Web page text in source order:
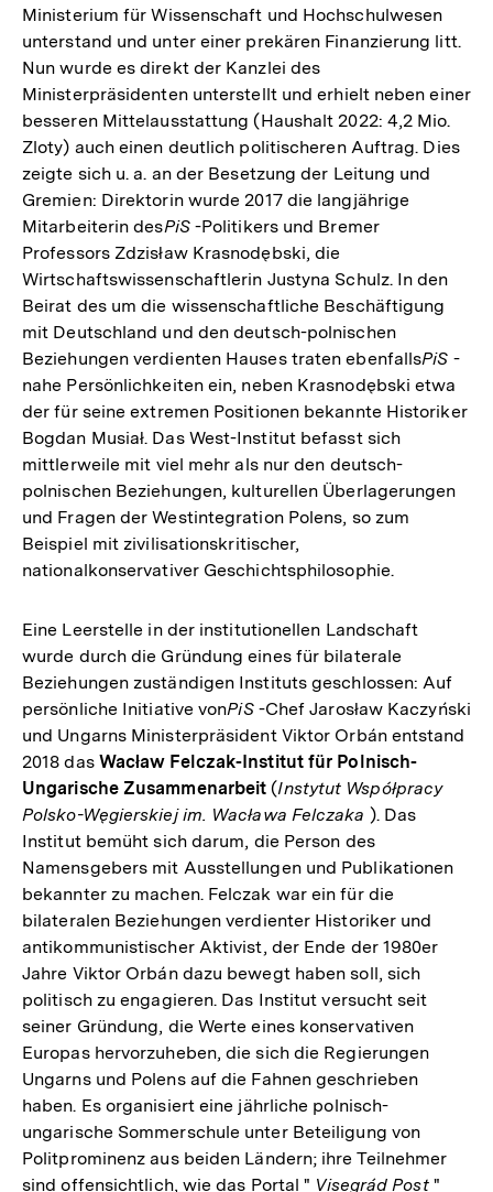
Ministerium für Wissenschaft und Hochschulwesen
unterstand und unter einer prekären Finanzierung litt.
Nun wurde es direkt der Kanzlei des
Ministerpräsidenten unterstellt und erhielt neben einer
besseren Mittelausstattung (Haushalt 2022: 4,2 Mio.
Zloty) auch einen deutlich politischeren Auftrag. Dies
zeigte sich u. a. an der Besetzung der Leitung und
Gremien: Direktorin wurde 2017 die langjährige
Mitarbeiterin desPiS -Politikers und Bremer
Professors Zdzisław Krasnodębski, die
Wirtschaftswissenschaftlerin Justyna Schulz. In den
Beirat des um die wissenschaftliche Beschäftigung
mit Deutschland und den deutsch-polnischen
Beziehungen verdienten Hauses traten ebenfallsPiS -
nahe Persönlichkeiten ein, neben Krasnodębski etwa
der für seine extremen Positionen bekannte Historiker
Bogdan Musiał. Das West-Institut befasst sich
mittlerweile mit viel mehr als nur den deutsch-
polnischen Beziehungen, kulturellen Überlagerungen
und Fragen der Westintegration Polens, so zum
Beispiel mit zivilisationskritischer,
nationalkonservativer Geschichtsphilosophie.
Eine Leerstelle in der institutionellen Landschaft
wurde durch die Gründung eines für bilaterale
Beziehungen zuständigen Instituts geschlossen: Auf
persönliche Initiative vonPiS -Chef Jarosław Kaczyński
und Ungarns Ministerpräsident Viktor Orbán entstand
2018 das Wacław Felczak-Institut für Polnisch-
Ungarische Zusammenarbeit (Instytut Współpracy
Polsko-Węgierskiej im. Wacława Felczaka ). Das
Institut bemüht sich darum, die Person des
Namensgebers mit Ausstellungen und Publikationen
bekannter zu machen. Felczak war ein für die
bilateralen Beziehungen verdienter Historiker und
antikommunistischer Aktivist, der Ende der 1980er
Jahre Viktor Orbán dazu bewegt haben soll, sich
politisch zu engagieren. Das Institut versucht seit
seiner Gründung, die Werte eines konservativen
Europas hervorzuheben, die sich die Regierungen
Ungarns und Polens auf die Fahnen geschrieben
haben. Es organisiert eine jährliche polnisch-
ungarische Sommerschule unter Beteiligung von
Politprominenz aus beiden Ländern; ihre Teilnehmer
sind offensichtlich, wie das Portal " Visegrád Post "